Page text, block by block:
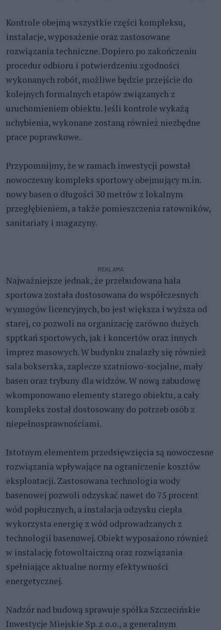
Kontrole obejmą wszystkie części kompleksu,
instalacje, wyposażenie oraz zastosowane
rozwiązania techniczne. Dopiero po zakończeniu
procedur odbioru i potwierdzeniu zgodności
wykonanych robót, możliwe będzie przejście do
kolejnych formalnych etapów związanych z
uruchomieniem obiektu. Jeśli kontrole wykażą
uchybienia, wykonane zostaną również niezbędne
prace poprawkowe.
Przypomnijmy, że w ramach inwestycji powstał
nowoczesny kompleks sportowy obejmujący m.in.
nowy basen o długości 30 metrów z lokalnym
przegłębieniem, a także pomieszczenia ratowników,
sanitariaty i magazyny.
REKLAMA
Najważniejsze jednak, że przebudowana hala
sportowa została dostosowana do współczesnych
wymogów licencyjnych, bo jest większa i wyższa od
starej, co pozwoli na organizację zarówno dużych
spptkań sportowych, jak i koncertów oraz innych
imprez masowych. W budynku znalazły się również
sala bokserska, zaplecze szatniowo-socjalne, mały
basen oraz trybuny dla widzów. W nową zabudowę
wkomponowano elementy starego obiektu, a cały
kompleks został dostosowany do potrzeb osób z
niepełnosprawnościami.
Istotnym elementem przedsięwzięcia są nowoczesne
rozwiązania wpływające na ograniczenie kosztów
eksploatacji. Zastosowana technologia wody
basenowej pozwoli odzyskać nawet do 75 procent
wód popłucznych, a instalacja odzysku ciepła
wykorzysta energię z wód odprowadzanych z
technologii basenowej. Obiekt wyposażono również
w instalację fotowoltaiczną oraz rozwiązania
spełniające aktualne normy efektywności
energetycznej.
Nadzór nad budową sprawuje spółka Szczecińskie
Inwestycje Miejskie Sp. z o.o., a generalnym